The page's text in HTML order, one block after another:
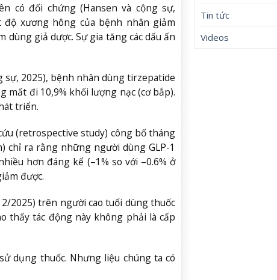
có đối chứng (Hansen và cộng sự,
độ xương hông của bệnh nhân giảm
giả dược. Sự gia tăng các dấu ấn
sự, 2025), bệnh nhân dùng tirzepatide
đi 10,9% khối lượng nạc (cơ bắp).
triển.
(retrospective study) công bố tháng
chỉ ra rằng những người dùng GLP-1
hơn đáng kể (–1% so với –0.6% ở
được.
2025) trên người cao tuổi dùng thuốc
thấy tác động này không phải là cấp
dụng thuốc. Nhưng liệu chúng ta có
Tin tức
Videos